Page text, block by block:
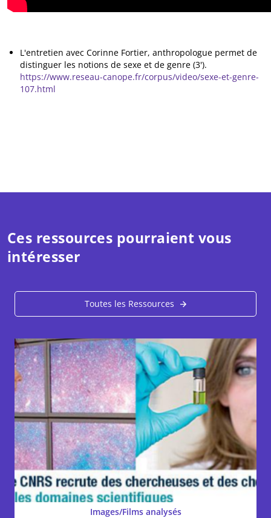
L'entretien avec Corinne Fortier, anthropologue permet de
distinguer les notions de sexe et de genre (3').
https://www.reseau-canope.fr/corpus/video/sexe-et-genre-
107.html
Ces ressources pourraient vous
intéresser
Toutes les Ressources
Images/Films analysés